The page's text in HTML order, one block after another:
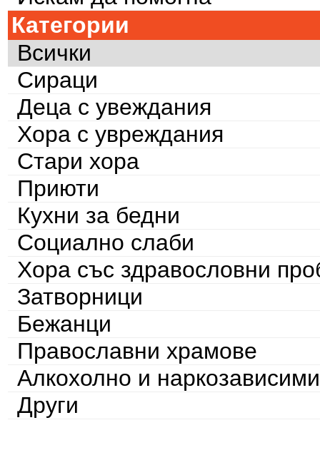
Категории
Всички
Сираци
Деца с увеждания
Хора с увреждания
Стари хора
Приюти
Кухни за бедни
Социално слаби
Хора със здравословни
Затворници
Бежанци
Православни храмове
Алкохолно и наркозависими
Други